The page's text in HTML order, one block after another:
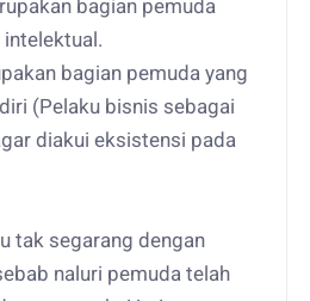
bagian pemuda
bagian pemuda yang
(Pelaku bisnis sebagai
diakui eksistensi pada
tak segarang dengan
naluri pemuda telah